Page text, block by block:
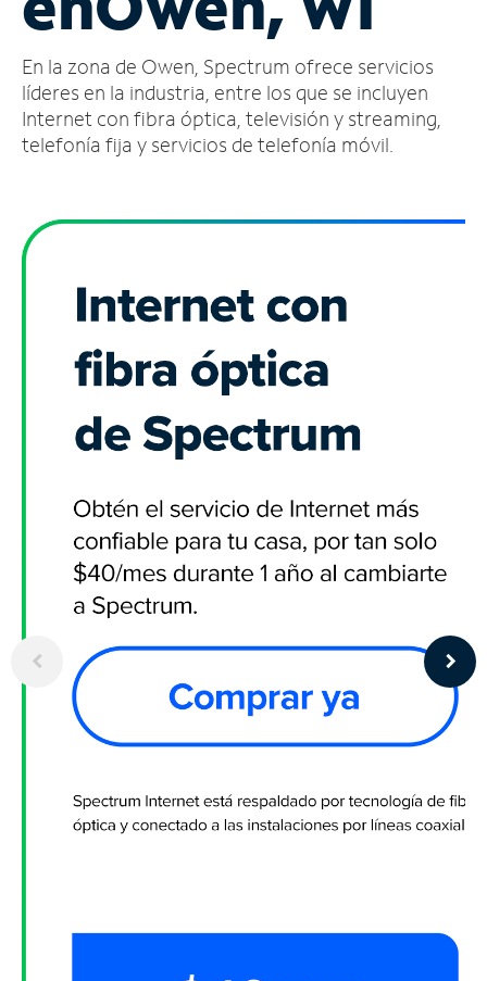
cuenta
Encuentra
una
tienda
En la zona de Owen, Spectrum ofrece servicios
líderes en la industria, entre los que se incluyen
Internet con fibra óptica, televisión y streaming,
telefonía fija y servicios de telefonía móvil.